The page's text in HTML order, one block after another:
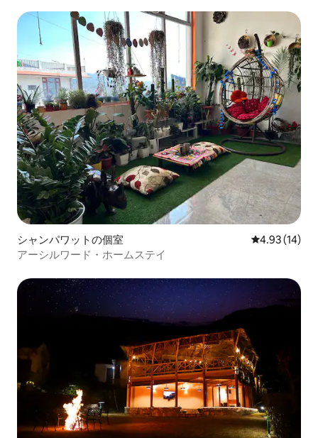
シャンパワットの個室 レビュー14
4.93 (14)
アーシルワード・ホームステイ